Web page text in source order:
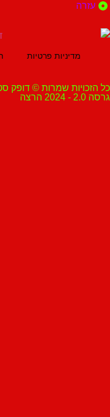
מדיניות פרטיות הצהרת
שמרות © דופק סטנדאפ ובידור